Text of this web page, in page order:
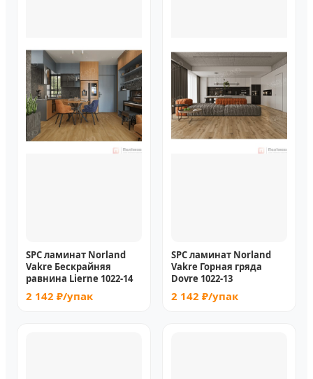
SPC ламинат Norland
Vakre Бескрайняя
равнина Lierne 1022-14
2 142 ₽/упак
SPC ламинат Norland
Vakre Горная гряда
Dovre 1022-13
2 142 ₽/упак